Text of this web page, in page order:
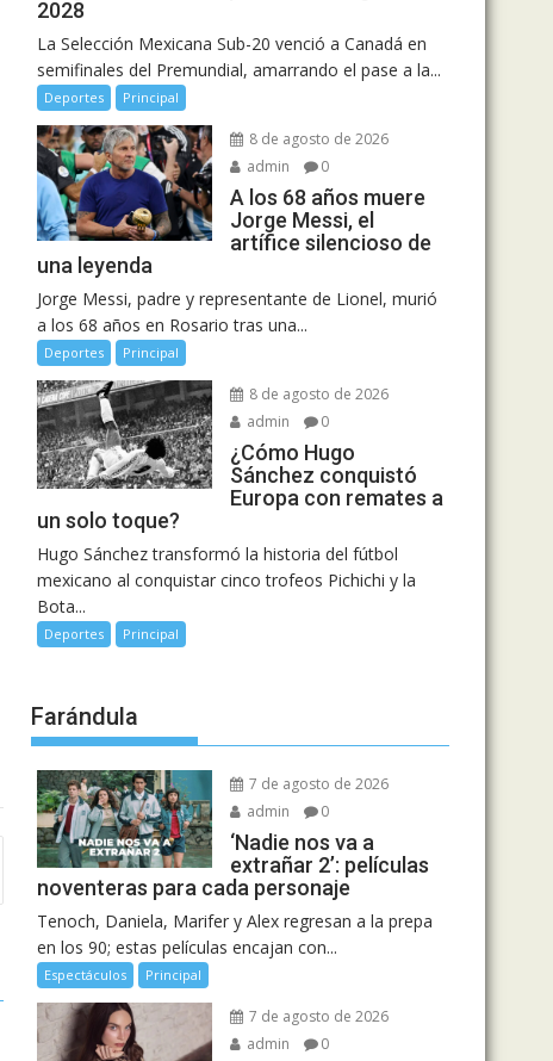
2028
La Selección Mexicana Sub-20 venció a Canadá en
semifinales del Premundial, amarrando el pase a la...
Deportes Principal
8 de agosto de 2026
admin
0
A los 68 años muere
Jorge Messi, el
artífice silencioso de
una leyenda
Jorge Messi, padre y representante de Lionel, murió
a los 68 años en Rosario tras una...
Deportes Principal
8 de agosto de 2026
admin
0
¿Cómo Hugo
Sánchez conquistó
Europa con remates a
un solo toque?
Hugo Sánchez transformó la historia del fútbol
mexicano al conquistar cinco trofeos Pichichi y la
Bota...
Deportes Principal
Farándula
7 de agosto de 2026
admin
0
‘Nadie nos va a
extrañar 2’: películas
noventeras para cada personaje
Tenoch, Daniela, Marifer y Alex regresan a la prepa
en los 90; estas películas encajan con...
Espectáculos Principal
7 de agosto de 2026
admin
0